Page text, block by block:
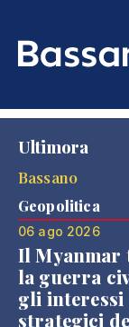
Ultimora
Bassano
Geopolitica
06 ago 2026
Il Myanmar
la guerra
gli interessi
strategici